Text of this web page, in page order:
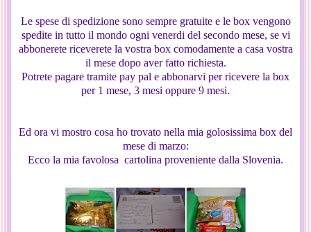
Le spese di spedizione sono sempre gratuite e le box vengono
spedite in tutto il mondo ogni venerdi del secondo mese, se vi
abbonerete riceverete la vostra box comodamente a casa vostra
il mese dopo aver fatto richiesta.
Potrete pagare tramite pay pal e abbonarvi per ricevere la box
per 1 mese, 3 mesi oppure 9 mesi.
Ed ora vi mostro cosa ho trovato nella mia golosissima box del
mese di marzo:
Ecco la mia favolosa cartolina proveniente dalla Slovenia.